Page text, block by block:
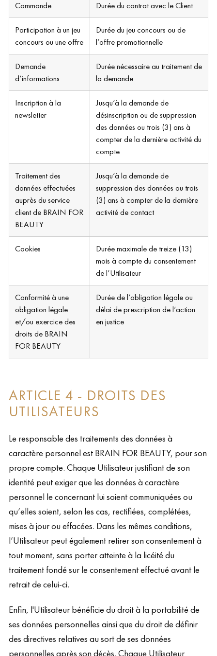
Commande Durée du contrat avec le Client
Participation à un jeu
concours ou une offre
Durée du jeu concours ou de
l’offre promotionnelle
Demande
d’informations
Durée nécessaire au traitement de
la demande
Inscription à la
newsletter
Jusqu’à la demande de
désinscription ou de suppression
des données ou trois (3) ans à
compter de la dernière activité du
compte
Traitement des
données effectuées
auprès du service
client de BRAIN FOR
BEAUTY
Jusqu’à la demande de
suppression des données ou trois
(3) ans à compter de la dernière
activité de contact
Cookies
Durée maximale de treize (13)
mois à compte du consentement
de l’Utilisateur
Conformité à une
obligation légale
et/ou exercice des
droits de BRAIN
FOR BEAUTY
Durée de l’obligation légale ou
délai de prescription de l’action
en justice
ARTICLE 4 - DROITS DES
UTILISATEURS
Le responsable des traitements des données à
caractère personnel est BRAIN FOR BEAUTY, pour son
propre compte. Chaque Utilisateur justifiant de son
identité peut exiger que les données à caractère
personnel le concernant lui soient communiquées ou
qu’elles soient, selon les cas, rectifiées, complétées,
mises à jour ou effacées. Dans les mêmes conditions,
l’Utilisateur peut également retirer son consentement à
tout moment, sans porter atteinte à la licéité́ du
traitement fondé sur le consentement effectué avant le
retrait de celui-ci.
Enfin, l'Utilisateur bénéficie du droit à la portabilité de
ses données personnelles ainsi que du droit de définir
des directives relatives au sort de ses données
personnelles après son décès. Chaque Utilisateur